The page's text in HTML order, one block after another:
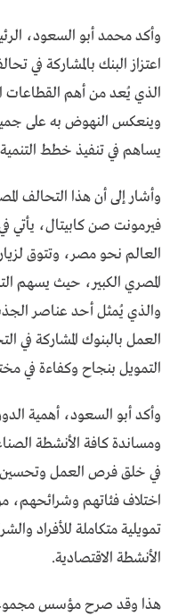
وأكد محمد أبو السعود،
اعتزاز البنك بالمشاركة في
الذي يُعد من أهم القطاعات
وينعكس النهوض به على
يساهم في تنفيذ خطط التنمية
وأشار إلى أن هذا التحالف
فيرمونت صن كابيتال، يأتي
العالم نحو مصر، وتتوق
المصري الكبير، حيث يسهم
والذي يُمثل أحد عناصر
العمل بالبنوك المشاركة في
التمويل بنجاح وكفاءة في
وأكد أبو السعود، أهمية
ومساندة كافة الأنشطة
في خلق فرص العمل وتحسين
اختلاف فئاتهم
تمويلية متكاملة للأفراد
الأنشطة الاقتصادية.
هذا وقد صرح مؤسس مجموعة